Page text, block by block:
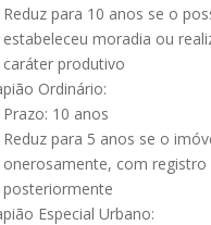
Reduz para 10 anos se o
estabeleceu moradia ou
caráter produtivo
Ordinário:
Prazo: 10 anos
Reduz para 5 anos se o
onerosamente, com registro
posteriormente
Especial Urbano: